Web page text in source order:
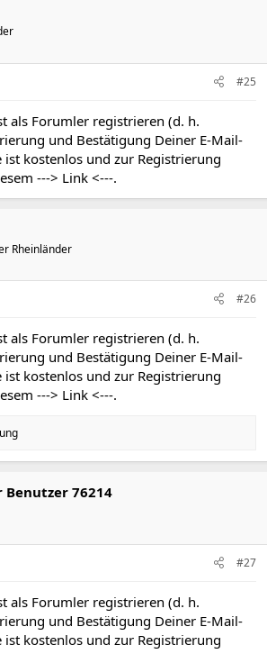
#25
als Forumler registrieren (d. h.
und Bestätigung Deiner E-Mail-
ist kostenlos und zur Registrierung
---> Link <---.
Rheinländer
#26
als Forumler registrieren (d. h.
und Bestätigung Deiner E-Mail-
ist kostenlos und zur Registrierung
---> Link <---.
Benutzer 76214
#27
als Forumler registrieren (d. h.
und Bestätigung Deiner E-Mail-
ist kostenlos und zur Registrierung